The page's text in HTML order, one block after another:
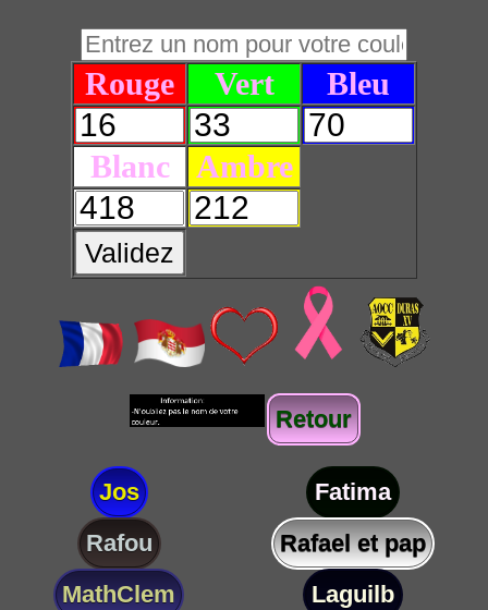
Rouge Vert Bleu
Blanc Ambre
Validez
Retour
Jos
Fatima
Rafou
Rafael et pap
MathClem
Laguilb